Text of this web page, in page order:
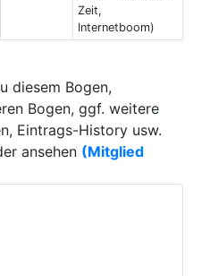
Zeit,
Internetboom)
diesem Bogen,
Bogen, ggf. weitere
Eintrags-History usw.
ansehen (Mitglied